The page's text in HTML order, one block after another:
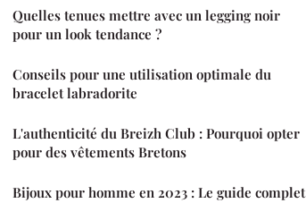
Quelles tenues mettre avec un legging noir
pour un look tendance ?
Conseils pour une utilisation optimale du
bracelet labradorite
L'authenticité du Breizh Club : Pourquoi opter
pour des vêtements Bretons
Bijoux pour homme en 2023 : Le guide complet